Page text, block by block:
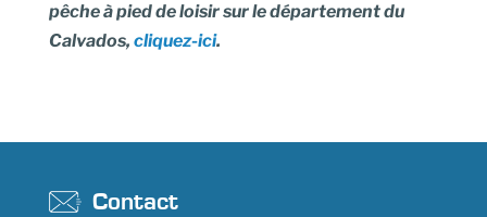
pêche à pied de loisir sur le département du
Calvados, cliquez-ici.
Contact